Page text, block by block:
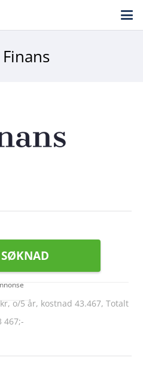
o/5 år, kostnad 43.467, Totalt
467;-